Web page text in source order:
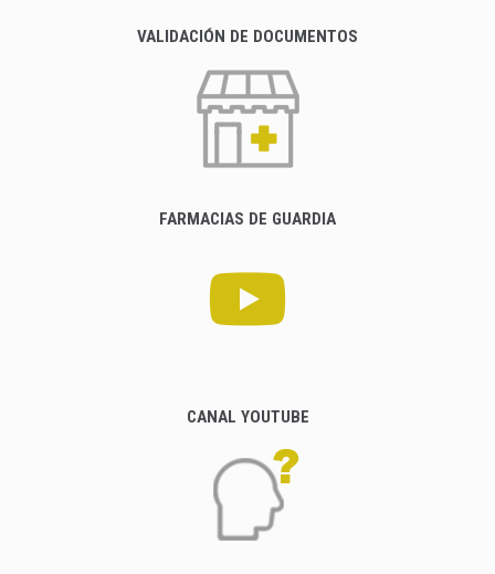
VALIDACIÓN DE DOCUMENTOS
FARMACIAS DE GUARDIA
CANAL YOUTUBE